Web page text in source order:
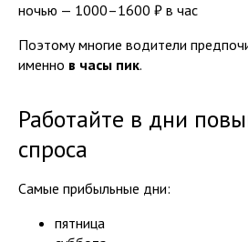
ночью — 1000–1600 ₽ в час
Поэтому многие водители
именно в часы пик.
Работайте в дни
спроса
Самые прибыльные дни:
пятница